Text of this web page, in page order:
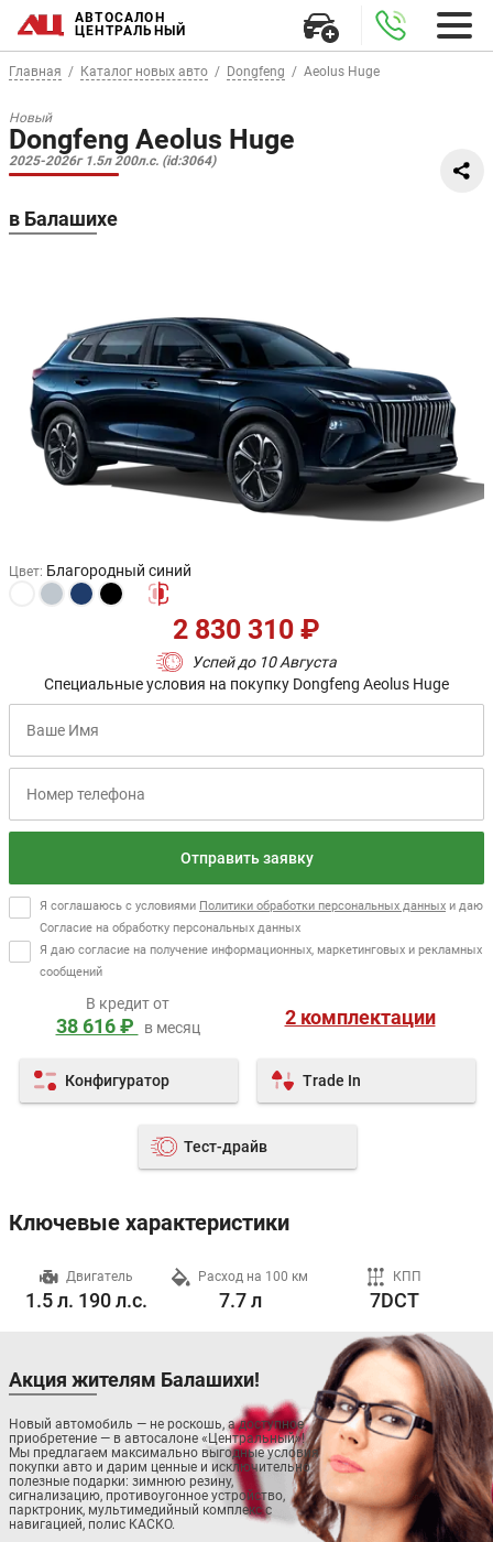
АВТОСАЛОН
ЦЕНТРАЛЬНЫЙ
Главная Каталог новых авто Dongfeng Aeolus Huge
Новый
Dongfeng Aeolus Huge
2025-2026г 1.5л 200л.с. (id:3064)
в Балашихе
Цвет: Благородный синий
Успей до 10 Августа
2 830 310 ₽
Специальные условия на покупку Dongfeng Aeolus Huge
Отправить заявку
Я соглашаюсь с условиями Политики обработки персональных данных и даю
Согласие на обработку персональных данных
Я даю согласие на получение информационных, маркетинговых и рекламных
сообщений
2 комплектации
Конфигуратор Trade In
Тест-драйв
В кредит от
38 616 ₽ в месяц
Ключевые характеристики
Двигатель
1.5 л. 190 л.с.
Расход на 100 км
7.7 л
КПП
7DCT
Акция жителям Балашихи!
Новый автомобиль — не роскошь, а доступное
приобретение — в автосалоне «Центральный»!
Мы предлагаем максимально выгодные условия
покупки авто и дарим ценные и исключительно
полезные подарки: зимнюю резину,
сигнализацию, противоугонное устройство,
парктроник, мультимедийный комплекс с
навигацией, полис КАСКО.